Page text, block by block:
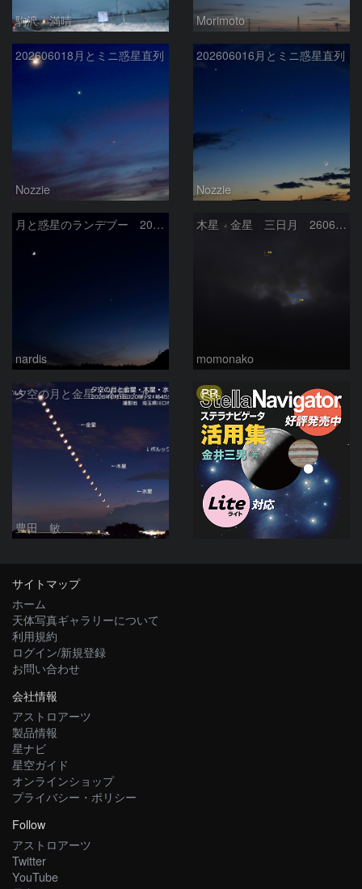
駒沢 満晴 Morimoto
202606018月とミニ惑星直列
Nozzie
202606016月とミニ惑星直列
Nozzie
月と惑星のランデブー 2026/06/19
nardis
木星 金星 三日月 260618
momonako
夕空の月と金星・木星・水星の接近 2026/6/18
豊田 敏
PR
サイトマップ
ホーム
天体写真ギャラリーについて
利用規約
ログイン/新規登録
お問い合わせ
会社情報
アストロアーツ
製品情報
星ナビ
星空ガイド
オンラインショップ
プライバシー・ポリシー
Follow
アストロアーツ
Twitter
YouTube